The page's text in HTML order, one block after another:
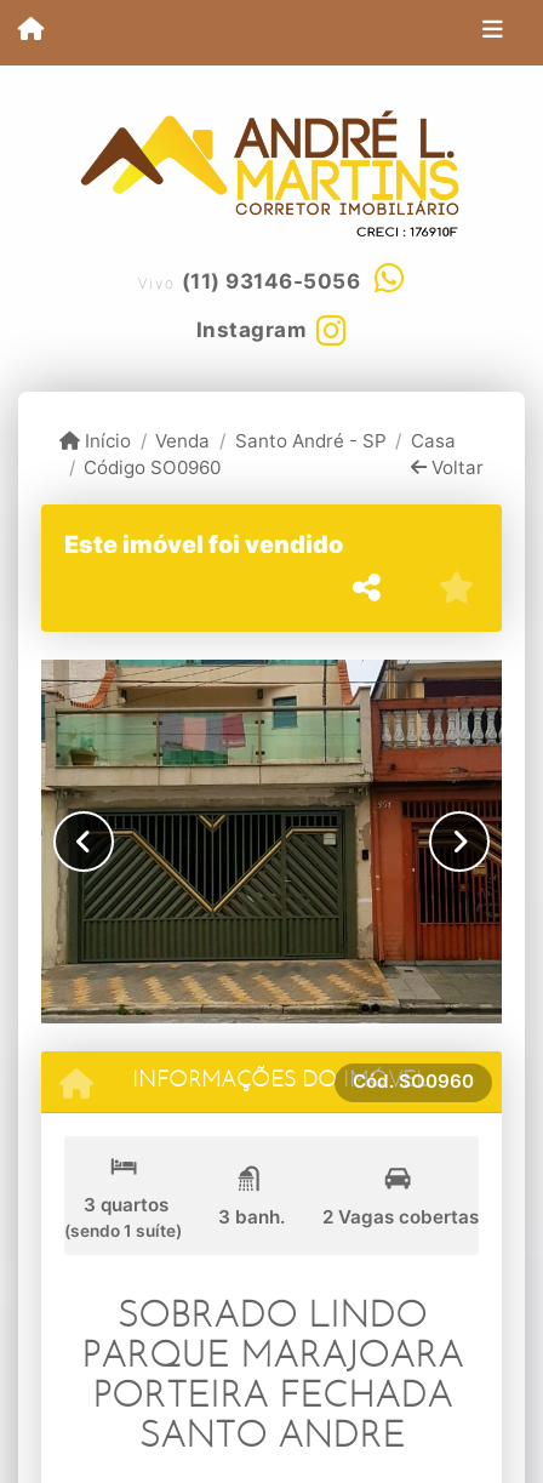
Vivo (11) 93146-5056
Instagram
Início Venda Santo André - SP
Casa
Código SO0960
Voltar
Este imóvel foi vendido
INFORMAÇÕES DO IMÓVEL
3 quartos
(sendo 1 suíte)
3 banh. 2 Vagas cobertas
Cód. SO0960
SOBRADO LINDO
PARQUE MARAJOARA
PORTEIRA FECHADA
SANTO ANDRE